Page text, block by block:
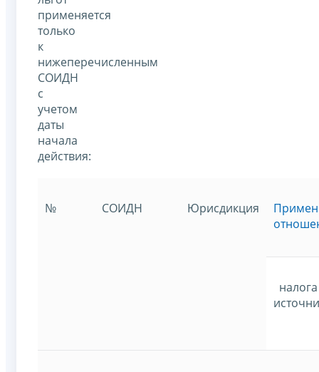
применяется
только
к
нижеперечисленным
СОИДН
с
учетом
даты
начала
действия:
№ СОИДН Юрисдикция